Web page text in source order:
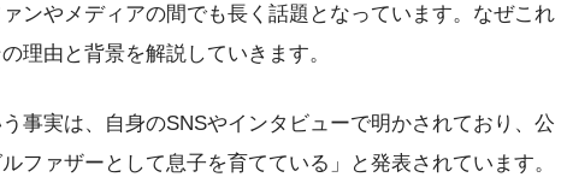
ンやメディアの間でも長く話題となっています。なぜこれ
理由と背景を解説していきます。
事実は、自身のSNSやインタビューで明かされており、公
ファザーとして息子を育てている」と発表されています。